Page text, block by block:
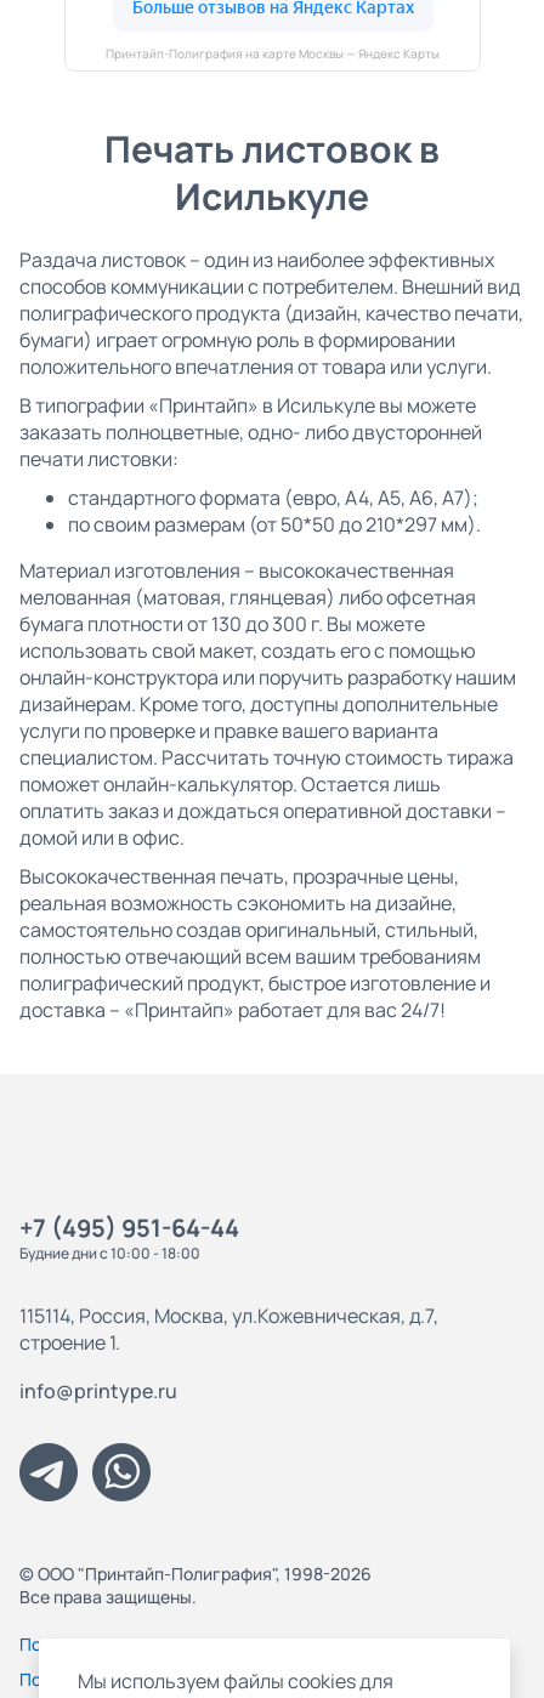
Принтайп-Полиграфия на карте Москвы — Яндекс Карты
Печать листовок в
Исилькуле
Раздача листовок – один из наиболее эффективных
способов коммуникации с потребителем. Внешний вид
полиграфического продукта (дизайн, качество печати,
бумаги) играет огромную роль в формировании
положительного впечатления от товара или услуги.
В типографии «Принтайп» в Исилькуле вы можете
заказать полноцветные, одно- либо двусторонней
печати листовки:
стандартного формата (евро, А4, А5, А6, А7);
по своим размерам (от 50*50 до 210*297 мм).
Материал изготовления – высококачественная
мелованная (матовая, глянцевая) либо офсетная
бумага плотности от 130 до 300 г. Вы можете
использовать свой макет, создать его с помощью
онлайн-конструктора или поручить разработку нашим
дизайнерам. Кроме того, доступны дополнительные
услуги по проверке и правке вашего варианта
специалистом. Рассчитать точную стоимость тиража
поможет онлайн-калькулятор. Остается лишь
оплатить заказ и дождаться оперативной доставки –
домой или в офис.
Высококачественная печать, прозрачные цены,
реальная возможность сэкономить на дизайне,
самостоятельно создав оригинальный, стильный,
полностью отвечающий всем вашим требованиям
полиграфический продукт, быстрое изготовление и
доставка – «Принтайп» работает для вас 24/7!
+7 (495) 951-64-44
Будние дни с 10:00 - 18:00
115114, Россия, Москва, ул.Кожевническая, д.7,
строение 1.
info@printype.ru
© ООО "Принтайп-Полиграфия", 1998-2026
Все права защищены.
Политика конфиденциальности
Пользовательское соглашение
Мы используем файлы cookies для